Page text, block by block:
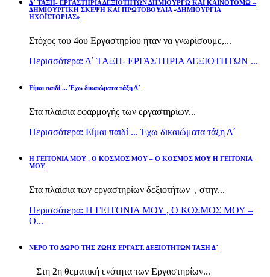
Δ΄ ΤΑΞΗ- ΕΡΓΑΣΤΗΡΙΑ ΔΕΞΙΟΤΗΤΩΝ ΔΗΜΙΟΥΡΓΩ ΚΑΙ ΚΑΙΝΟΤΟΜΩ –
ΔΗΜΙΟΥΡΓΙΚΗ ΣΚΕΨΗ ΚΑΙ ΠΡΩΤΟΒΟΥΛΙΑ «ΔΗΜΙΟΥΡΓΙΑ
ΗΧΟΪΣΤΟΡΙΑΣ»
Στόχος του 4ου Εργαστηρίου ήταν να γνωρίσουμε,...
Περισσότερα: Δ΄ ΤΑΞΗ- ΕΡΓΑΣΤΗΡΙΑ ΔΕΞΙΟΤΗΤΩΝ ...
Είμαι παιδί ... Έχω δικαιώματα τάξη Δ΄
Στα πλαίσια εφαρμογής των εργαστηρίων...
Περισσότερα: Είμαι παιδί ... Έχω δικαιώματα τάξη Δ΄
Η ΓΕΙΤΟΝΙΑ ΜΟΥ , Ο ΚΟΣΜΟΣ ΜΟΥ – Ο ΚΟΣΜΟΣ ΜΟΥ Η ΓΕΙΤΟΝΙΑ
ΜΟΥ
Στα πλαίσια των εργαστηρίων δεξιοτήτων , στην...
Περισσότερα: Η ΓΕΙΤΟΝΙΑ ΜΟΥ , Ο ΚΟΣΜΟΣ ΜΟΥ –
Ο...
ΝΕΡΟ ΤΟ ΔΩΡΟ ΤΗΣ ΖΩΗΣ ΕΡΓΑΣΤ. ΔΕΞΙΟΤΗΤΩΝ ΤΑΞΗ Δ΄
Στη 2η θεματική ενότητα των Εργαστηρίων...